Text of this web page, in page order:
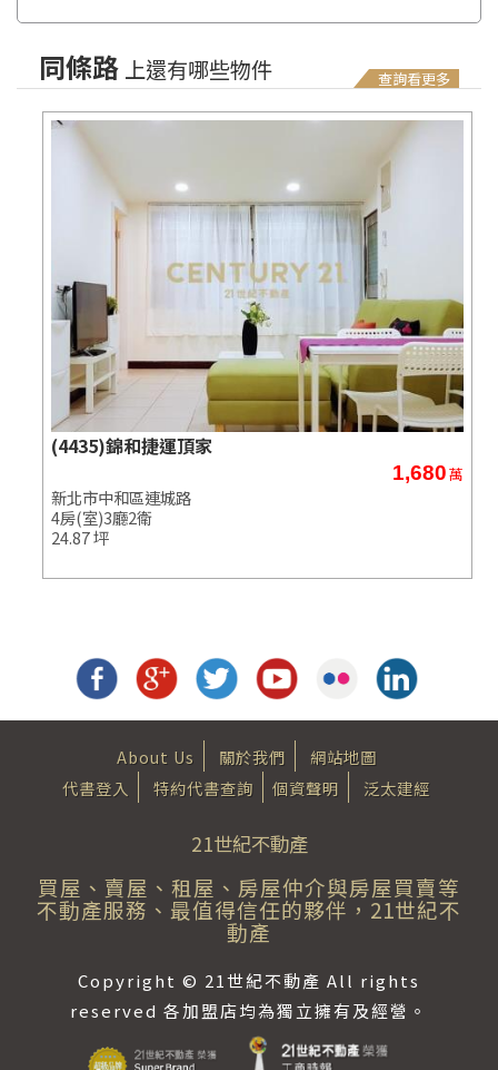
查詢看更多
同條路 上還有哪些物件
(4435)錦和捷運頂家
1,680萬
新北市中和區連城路
4房(室)3廳2衛
24.87 坪
About Us 關於我們
網站地圖
代書登入
特約代書查詢 個資聲明 泛太建經
21世紀不動產
買屋、賣屋、租屋、房屋仲介與房屋買賣等
不動產服務、最值得信任的夥伴，21世紀不
動產
Copyright © 21世紀不動產 All rights
reserved 各加盟店均為獨立擁有及經營。